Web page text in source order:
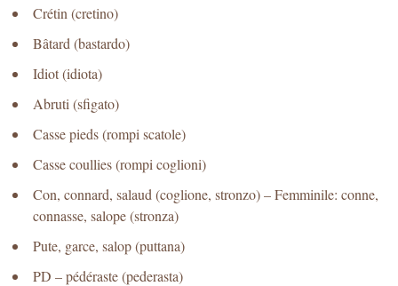
Crétin (cretino)
Bâtard (bastardo)
Idiot (idiota)
Abruti (sfigato)
Casse pieds (rompi scatole)
Casse coullies (rompi coglioni)
Con, connard, salaud (coglione, stronzo) – Femminile: conne,
connasse, salope (stronza)
Pute, garce, salop (puttana)
PD – pédéraste (pederasta)